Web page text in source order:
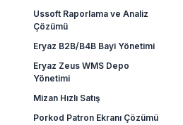
Ussoft Raporlama ve Analiz
Çözümü
Eryaz B2B/B4B Bayi Yönetimi
Eryaz Zeus WMS Depo
Yönetimi
Mizan Hızlı Satış
Porkod Patron Ekranı Çözümü